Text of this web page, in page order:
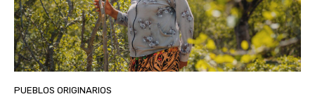
PUEBLOS ORIGINARIOS